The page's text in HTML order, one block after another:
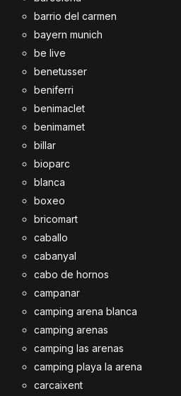
barrio del carmen
bayern munich
be live
benetusser
beniferri
benimaclet
benimamet
billar
bioparc
blanca
boxeo
bricomart
caballo
cabanyal
cabo de hornos
campanar
camping arena blanca
camping arenas
camping las arenas
camping playa la arena
carcaixent